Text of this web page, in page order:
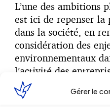
Gérer le
L’une des ambitions
est ici de repenser la
dans la société, en
considération des
environnementaux
l’activité des
Il est tout d’abord